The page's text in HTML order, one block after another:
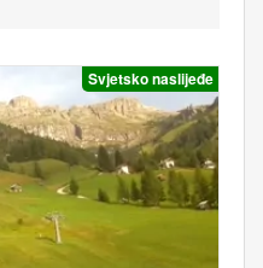
Svjetsko naslijeđe